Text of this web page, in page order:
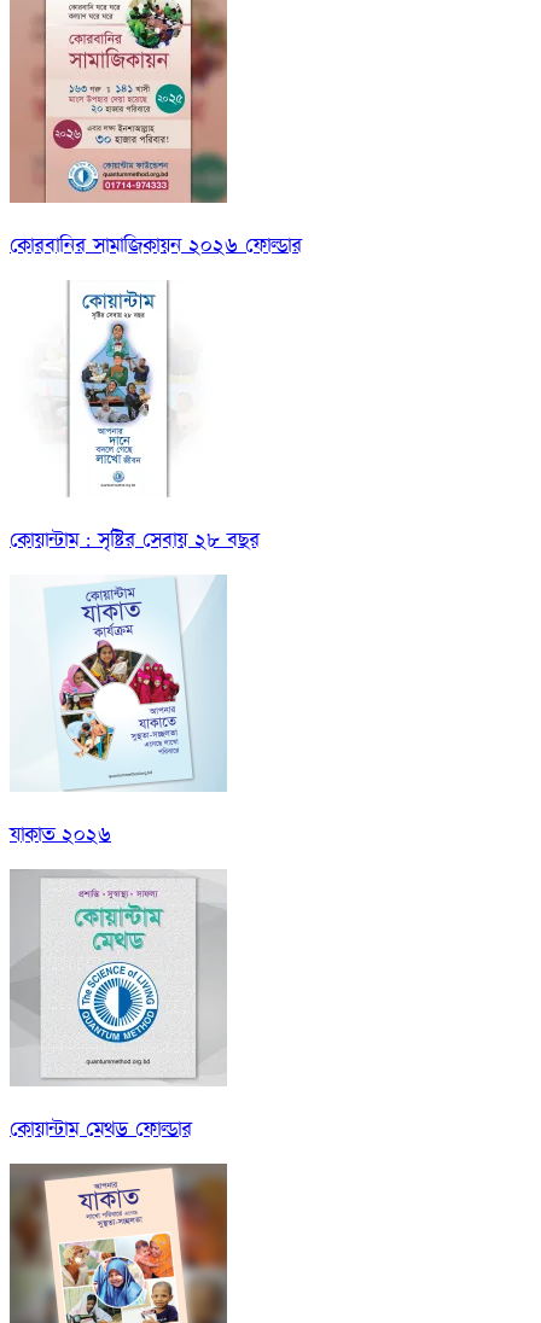
কোরবানির সামাজিকায়ন ২০২৬ ফোল্ডার
কোয়ান্টাম : সৃষ্টির সেবায় ২৮ বছর
যাকাত ২০২৬
কোয়ান্টাম মেথড ফোল্ডার